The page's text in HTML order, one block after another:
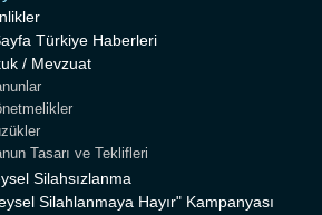
Türkiye Haberleri
/ Mevzuat
Tasarı ve Teklifleri
Silahsızlanma
Silahlanmaya Hayır" Kampanyası